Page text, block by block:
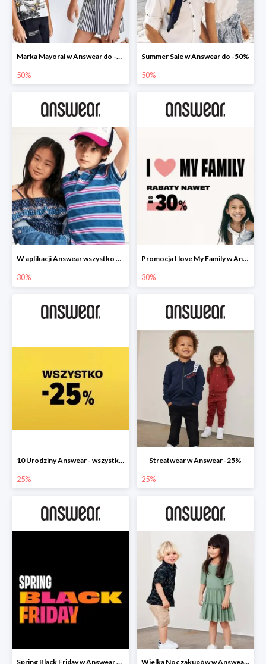
Marka Mayoral w Answear do -50%
50%
Summer Sale w Answear do -50%
50%
W aplikacji Answear wszystko dla dzieci -30%
30%
Promocja I love My Family w Answear do -30%
30%
10 Urodziny Answear - wszystko -25%
25%
Streatwear w Answear -25%
25%
Spring Black Friday w Answear do -40% Wielka Noc zakupów w Answear do -30%